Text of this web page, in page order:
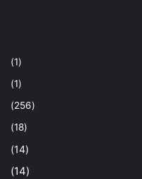
(1)
(1)
(256)
(18)
(14)
(14)